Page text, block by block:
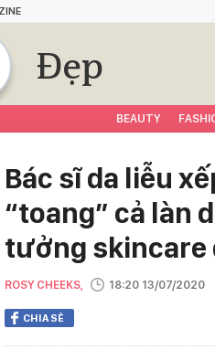
Đẹp
BEAUTY
Bác sĩ da liễu
“toang” cả làn
tưởng skincare
ROSY CHEEKS, 18:20 13/07/2020
CHIA SẺ